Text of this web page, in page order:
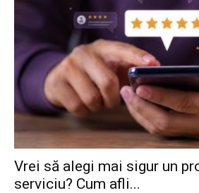
Vrei să alegi mai sigur un
serviciu? Cum afli...